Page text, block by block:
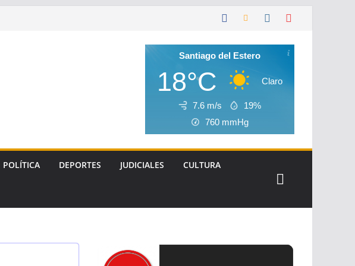
Santiago del Estero
18°C Claro
7.6 m/s
19%
760 mmHg
POLÍTICA DEPORTES JUDICIALES CULTURA